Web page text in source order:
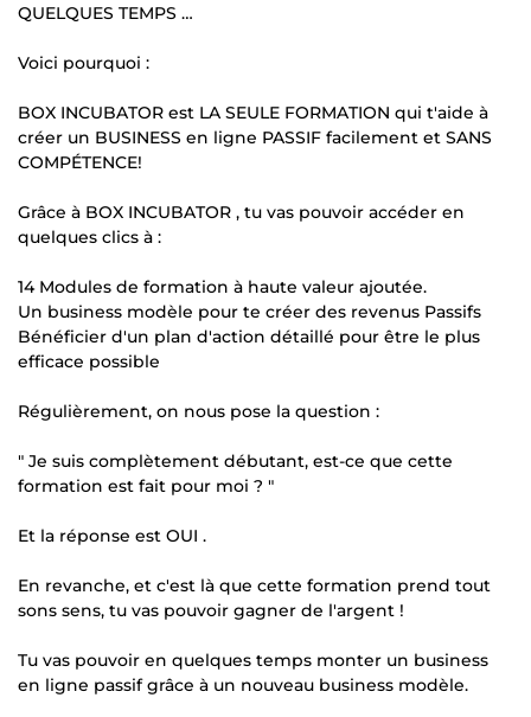
QUELQUES TEMPS …
Voici pourquoi :
BOX INCUBATOR est LA SEULE FORMATION qui t'aide à
créer un BUSINESS en ligne PASSIF facilement et SANS
COMPÉTENCE!
Grâce à BOX INCUBATOR , tu vas pouvoir accéder en
quelques clics à :
14 Modules de formation à haute valeur ajoutée.
Un business modèle pour te créer des revenus Passifs
Bénéficier d'un plan d'action détaillé pour être le plus
efficace possible
Régulièrement, on nous pose la question :
" Je suis complètement débutant, est-ce que cette
formation est fait pour moi ? "
Et la réponse est OUI .
En revanche, et c'est là que cette formation prend tout
sons sens, tu vas pouvoir gagner de l'argent !
Tu vas pouvoir en quelques temps monter un business
en ligne passif grâce à un nouveau business modèle.